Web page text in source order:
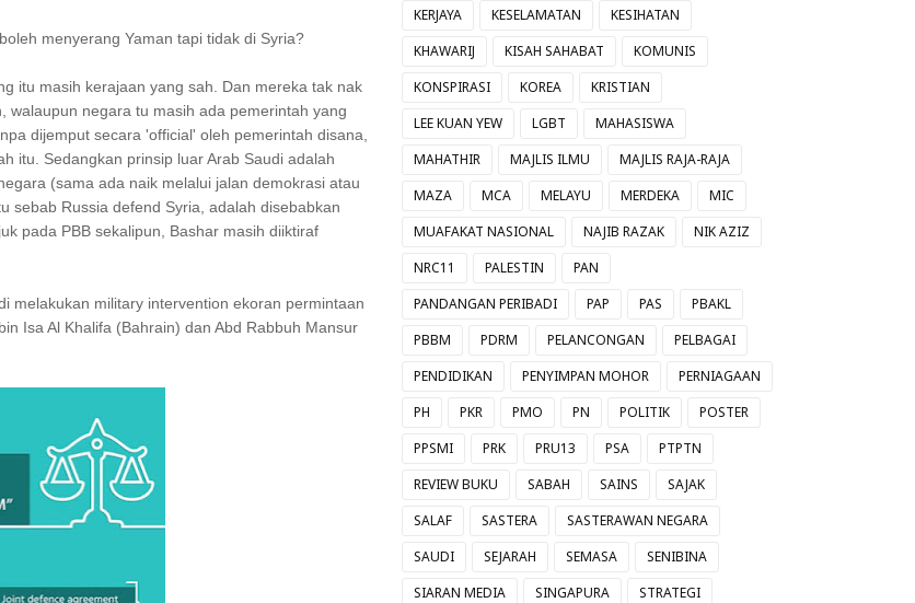
menyerang Yaman tapi tidak di Syria?
itu masih kerajaan yang sah. Dan mereka tak nak
walaupun negara tu masih ada pemerintah yang
dijemput secara 'official' oleh pemerintah disana,
itu. Sedangkan prinsip luar Arab Saudi adalah
(sama ada naik melalui jalan demokrasi atau
sebab Russia defend Syria, adalah disebabkan
pada PBB sekalipun, Bashar masih diiktiraf
melakukan military intervention ekoran permintaan
Isa Al Khalifa (Bahrain) dan Abd Rabbuh Mansur
KERJAYA
KESELAMATAN
KESIHATAN
KHAWARIJ
KISAH SAHABAT
KOMUNIS
KONSPIRASI
KOREA
KRISTIAN
LEE KUAN YEW
LGBT
MAHASISWA
MAHATHIR
MAJLIS ILMU
MAJLIS RAJA-RAJA
MAZA
MCA MELAYU MERDEKA
MIC
MUAFAKAT NASIONAL
NAJIB RAZAK
NIK AZIZ
NRC11
PALESTIN
PAN
PANDANGAN PERIBADI
PAP PAS
PBAKL
PBBM
PDRM PELANCONGAN
PELBAGAI
PENDIDIKAN
PENYIMPAN MOHOR
PERNIAGAAN
PH
PKR PMO PN POLITIK
POSTER
PPSMI
PRK PRU13 PSA
PTPTN
REVIEW BUKU
SABAH SAINS
SAJAK
SALAF
SASTERA
SASTERAWAN NEGARA
SAUDI
SEJARAH SEMASA
SENIBINA
SIARAN MEDIA
SINGAPURA
STRATEGI